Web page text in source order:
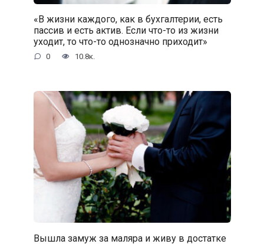
«В жизни каждого, как в бухгалтерии, есть
пассив и есть актив. Если что-то из жизни
уходит, то что-то однозначно приходит»
0 10.8к.
Вышла замуж за маляра и живу в достатке